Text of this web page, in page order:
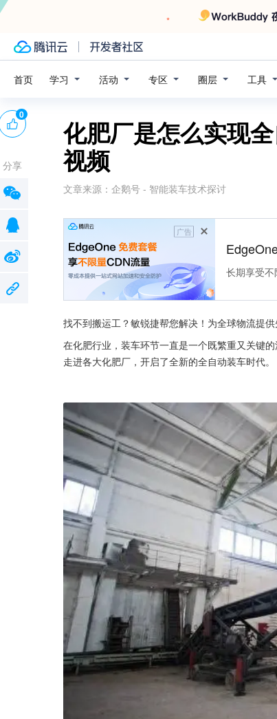
首页 学习 活动 专区 圈层 工具
化肥厂是怎么实现
视频
文章来源： 企鹅号 - 智能装车技术探讨
广告
长期享受
找不到搬运工？敏锐捷帮您解决！为全球物流提
在化肥行业，装车环节一直是一个既繁重又关键
走进各大化肥厂，开启了全新的全自动装车时代。
0
分享